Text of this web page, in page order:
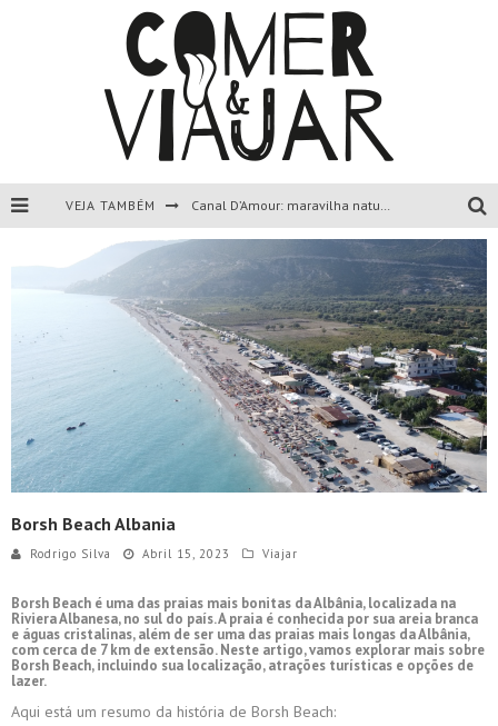
VEJA TAMBÉM
Liapades Beach, Corfu, Grécia.
Paleokastritsa, Corfu, Grécia.
Todas as dicas sobre a ilha de Corfu, Grécia.
Borsh Beach Albania
Rodrigo Silva Abril 15, 2023 Viajar
Borsh Beach é uma das praias mais bonitas da Albânia, localizada na
Riviera Albanesa, no sul do país. A praia é conhecida por sua areia branca
e águas cristalinas, além de ser uma das praias mais longas da Albânia,
com cerca de 7 km de extensão. Neste artigo, vamos explorar mais sobre
Borsh Beach, incluindo sua localização, atrações turísticas e opções de
lazer.
Aqui está um resumo da história de Borsh Beach: